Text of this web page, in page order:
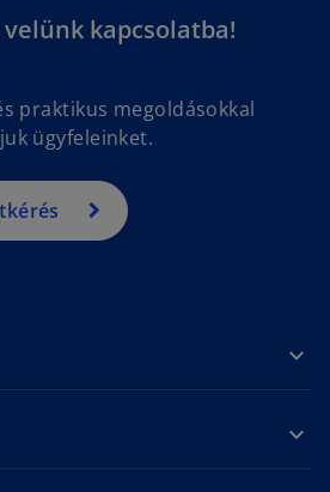
kapcsolatba!
praktikus megoldásokkal
ügyfeleinket.